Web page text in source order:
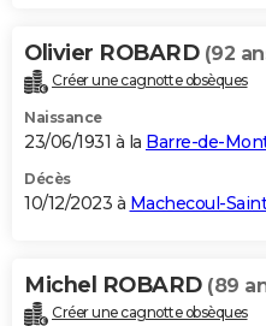
Olivier ROBARD (92
Créer une cagnotte obsèques
Naissance
23/06/1931 à la Barre-de-
Décès
10/12/2023 à Machecoul-
Michel ROBARD (89
Créer une cagnotte obsèques